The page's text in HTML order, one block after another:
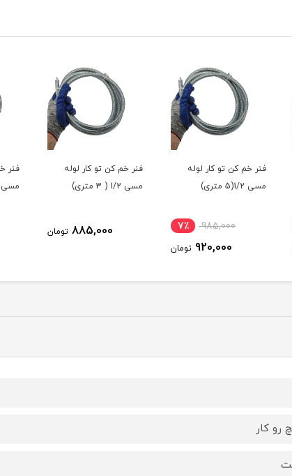
فنر خم کن تو کار لوله
مسی 1/2(5 متری)
985,000 7٪
920,000 تومان
فنر خم کن تو کار لوله
مسی 1/2 ( 3 متری)
885,000 تومان
فنر
مسی 5/8 ( 2 متری)